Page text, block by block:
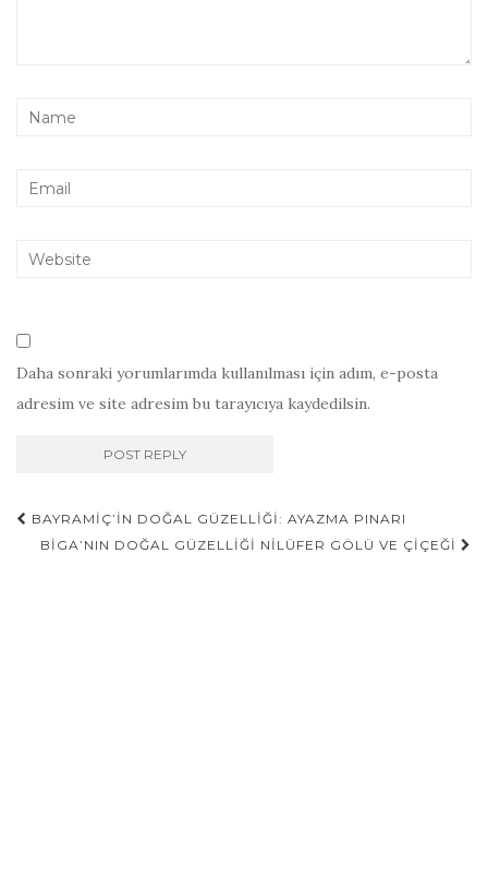
Daha sonraki yorumlarımda kullanılması için adım, e-posta
adresim ve site adresim bu tarayıcıya kaydedilsin.
Gönderi
navigasyonu
BAYRAMIÇ’IN DOĞAL GÜZELLIĞI: AYAZMA PINARI
BIGA’NIN DOĞAL GÜZELLIĞI NILÜFER GÖLÜ VE ÇIÇEĞI